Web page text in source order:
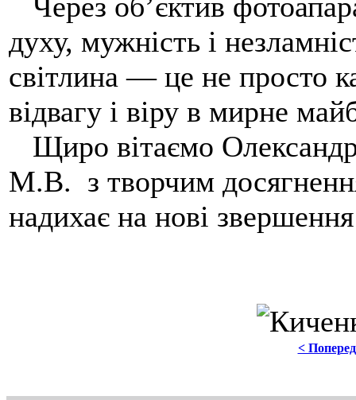
Через об’єктив
духу, мужність і
світлина — це не просто
відвагу і віру в мирне
Щиро вітаємо
М.В. з творчим
надихає на нові
<